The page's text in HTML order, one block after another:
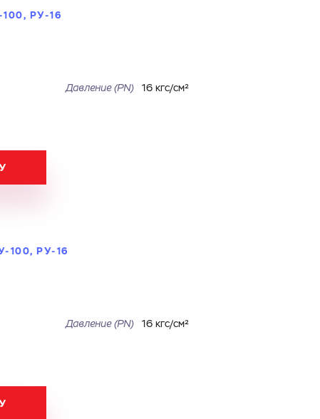
РУ-16
Давление (PN)
16 кгс/см²
100, РУ-16
Давление (PN)
16 кгс/см²